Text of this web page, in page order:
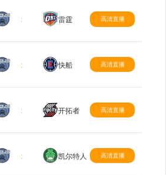
: 雷霆 高清直播
: 快船 高清直播
: 开拓者 高清直播
: 凯尔特人 高清直播